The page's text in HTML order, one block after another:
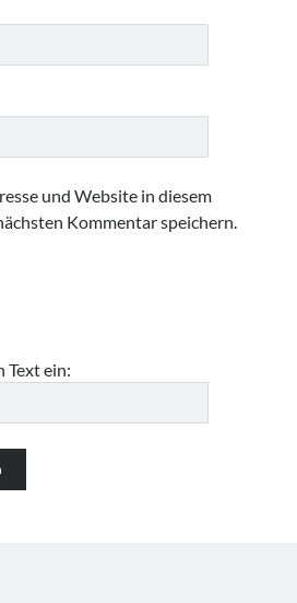
und Website in diesem
Kommentar speichern.
Text ein: